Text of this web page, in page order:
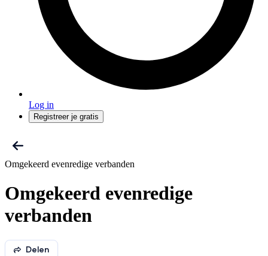
Log in
Registreer je gratis
Omgekeerd evenredige verbanden
Omgekeerd evenredige
verbanden
Delen